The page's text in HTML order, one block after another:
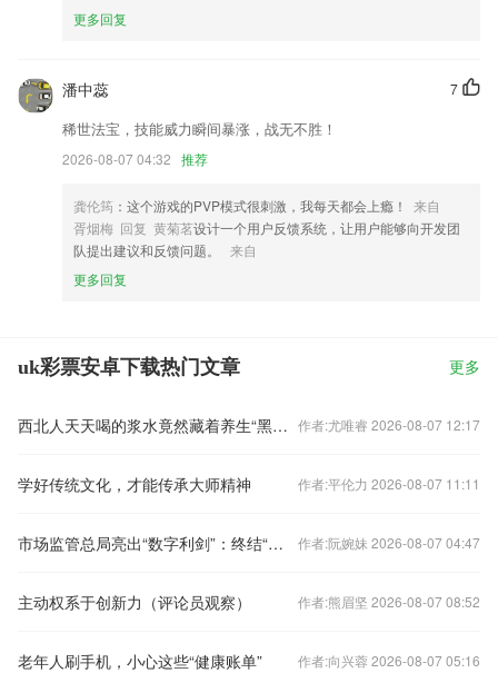
更多回复
7
潘中蕊
稀世法宝，技能威力瞬间暴涨，战无不胜！
2026-08-07 04:32 推荐
龚伦筠 ：这个游戏的PVP模式很刺激，我每天都会上瘾！
来自
胥烟梅 回复 黄菊茗设计一个用户反馈系统，让用户能够向开发团
队提出建议和反馈问题。
来自
更多回复
uk彩票安卓下载热门文章 更多
西北人天天喝的浆水竟然藏着养生“黑科技”？ 作者:尤唯睿 2026-08-07 12:17
学好传统文化，才能传承大师精神 作者:平伦力 2026-08-07 11:11
市场监管总局亮出“数字利剑”：终结“幽灵外卖”P图上线 作者:阮婉妹 2026-08-07 04:47
主动权系于创新力（评论员观察） 作者:熊眉坚 2026-08-07 08:52
老年人刷手机，小心这些“健康账单” 作者:向兴蓉 2026-08-07 05:16